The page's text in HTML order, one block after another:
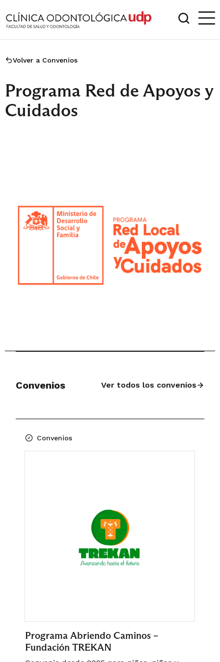
Volver a Convenios
Programa Red de Apoyos y
Cuidados
Convenios Ver todos los convenios
Convenios
Programa Abriendo Caminos –
Fundación TREKAN